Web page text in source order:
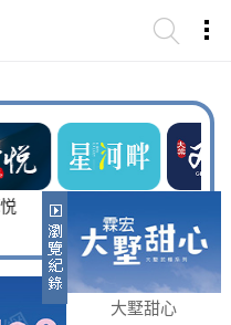
大墅甜心
星河畔